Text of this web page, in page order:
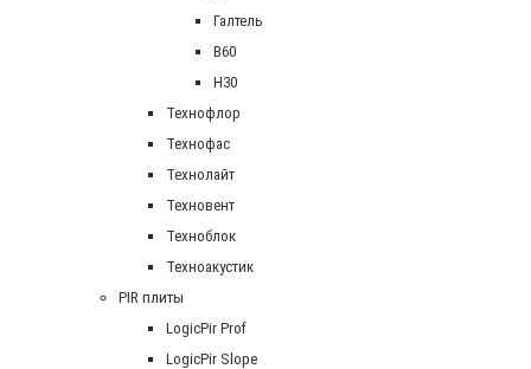
Галтель
В60
Н30
Технофлор
Технофас
Технолайт
Техновент
Техноблок
Техноакустик
PIR плиты
LogicPir Prof
LogicPir Slope